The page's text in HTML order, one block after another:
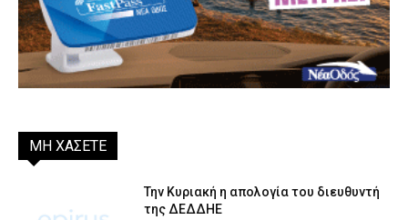
ΜΗ ΧΑΣΕΤΕ
Την Κυριακή η απολογία του διευθυντή
της ΔΕΔΔΗΕ